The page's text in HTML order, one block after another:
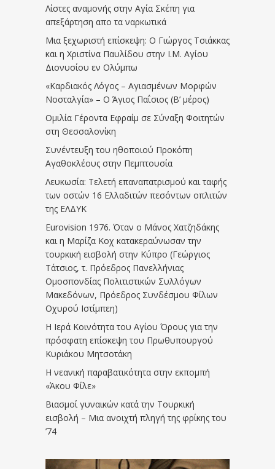
Λίστες αναμονής στην Αγία Σκέπη για
απεξάρτηση απο τα ναρκωτικά
Μια ξεχωριστή επίσκεψη: Ο Γιώργος Τσιάκκας
και η Χριστίνα Παυλίδου στην Ι.Μ. Αγίου
Διονυσίου εν Ολύμπω
«Καρδιακός Λόγος – Αγιασμένων Μορφών
Νοσταλγία» – Ο Άγιος Παΐσιος (Β’ μέρος)
Ομιλία Γέροντα Εφραίμ σε Σύναξη Φοιτητών
στη Θεσσαλονίκη
Συνέντευξη του ηθοποιού Προκόπη
Αγαθοκλέους στην Πεμπτουσία
Λευκωσία: Τελετή επαναπατρισμού και ταφής
των οστών 16 Ελλαδιτών πεσόντων οπλιτών
της ΕΛΔΥΚ
Eurovision 1976. Όταν ο Μάνος Χατζηδάκης
και η Μαρίζα Κοχ κατακεραύνωσαν την
τουρκική εισβολή στην Κύπρο (Γεώργιος
Τάτσιος, τ. Πρόεδρος Πανελλήνιας
Ομοσπονδίας Πολιτιστικών Συλλόγων
Μακεδόνων, Πρόεδρος Συνδέσμου Φίλων
Οχυρού Ιστίμπεη)
Η Ιερά Κοινότητα του Αγίου Όρους για την
πρόσφατη επίσκεψη του Πρωθυπουργού
Κυριάκου Μητσοτάκη
Η νεανική παραβατικότητα στην εκπομπή
«Άκου Φίλε»
Βιασμοί γυναικών κατά την Τουρκική
εισβολή – Μια ανοιχτή πληγή της φρίκης του
’74